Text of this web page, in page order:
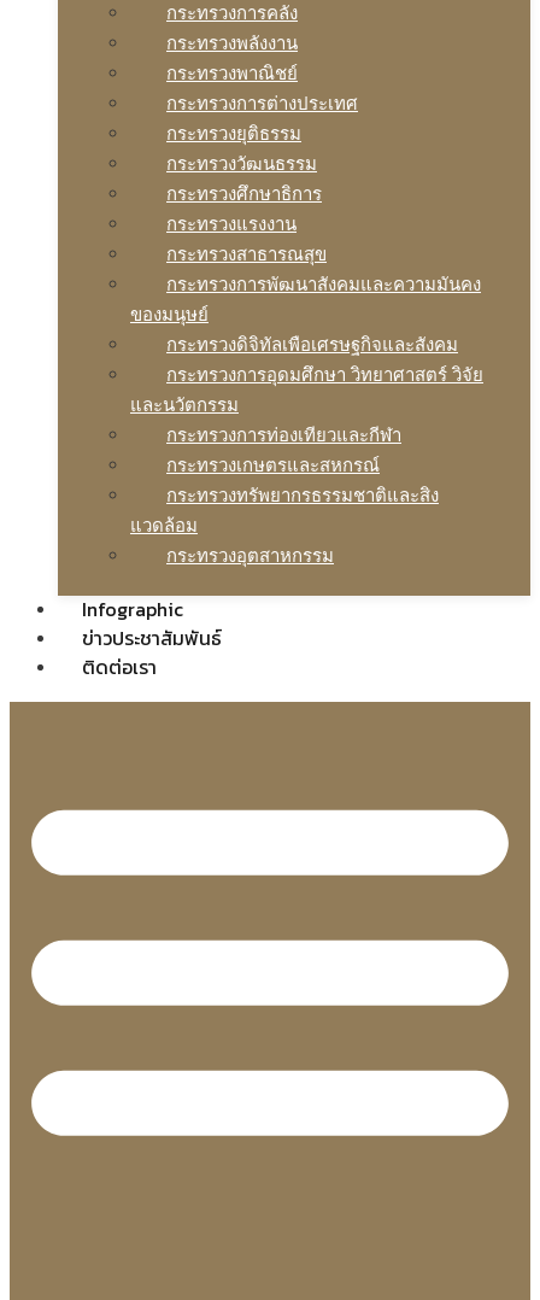
กระทรวงการคลัง
กระทรวงพลังงาน
กระทรวงพาณิชย์
กระทรวงการต่างประเทศ
กระทรวงยุติธรรม
กระทรวงวัฒนธรรม
กระทรวงศึกษาธิการ
กระทรวงแรงงาน
กระทรวงสาธารณสุข
กระทรวงการพัฒนาสังคมและความมันคง
ของมนุษย์
กระทรวงดิจิทัลเพือเศรษฐกิจและสังคม
กระทรวงการอุดมศึกษา วิทยาศาสตร์ วิจัย
และนวัตกรรม
กระทรวงการท่องเทียวและกีฬา
กระทรวงเกษตรและสหกรณ์
กระทรวงทรัพยากรธรรมชาติและสิง
แวดล้อม
กระทรวงอุตสาหกรรม
Infographic
ข่าวประชาสัมพันธ์
ติดต่อเรา